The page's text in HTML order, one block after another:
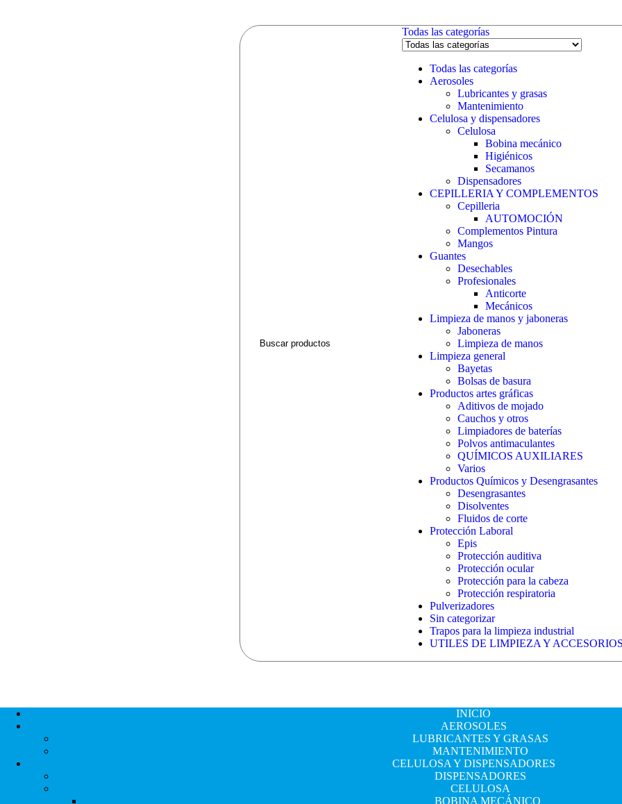
Todas las categorías
Todas las categorías
Aerosoles
Lubricantes y grasas
Mantenimiento
Celulosa y dispensadores
Celulosa
Bobina mecánico
Higiénicos
Secamanos
Dispensadores
CEPILLERIA Y COMPLEMENTOS
Cepilleria
AUTOMOCIÓN
Complementos Pintura
Mangos
Guantes
Desechables
Profesionales
Anticorte
Mecánicos
Limpieza de manos y jaboneras
Jaboneras
Limpieza de manos
Limpieza general
Bayetas
Bolsas de basura
Productos artes gráficas
Aditivos de mojado
Cauchos y otros
Limpiadores de baterías
Polvos antimaculantes
QUÍMICOS AUXILIARES
Varios
Productos Químicos y Desengrasantes
Desengrasantes
Disolventes
Fluidos de corte
Protección Laboral
Epis
Protección auditiva
Protección ocular
Protección para la cabeza
Protección respiratoria
Pulverizadores
Sin categorizar
Trapos para la limpieza industrial
UTILES DE LIMPIEZA Y
INICIO
AEROSOLES
LUBRICANTES Y GRASAS
MANTENIMIENTO
CELULOSA Y DISPENSADORES
DISPENSADORES
CELULOSA
BOBINA MECÁNICO